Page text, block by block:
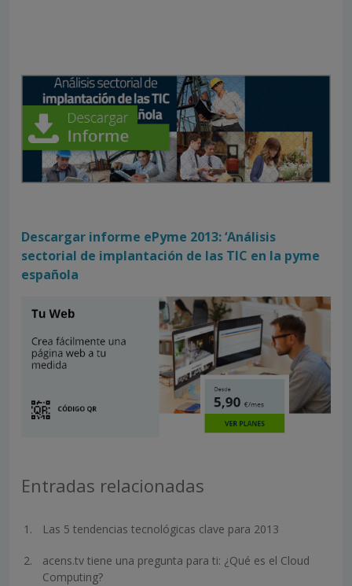
Descargar informe ePyme 2013: ‘Análisis
sectorial de implantación de las TIC en la pyme
española
Entradas relacionadas
Las 5 tendencias tecnológicas clave para 2013
acens.tv tiene una pregunta para ti: ¿Qué es el Cloud
Computing?